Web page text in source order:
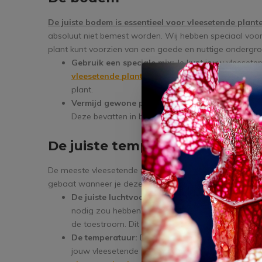
De juiste bodem is essentieel voor vleesetende
absoluut niet bemest worden. Wij hebben speciaal
plant kunt voorzien van een goede en nuttige
Gebruik een speciale mix:Je kunt jouw
vleesetende planten aardevan
plant.
Vermijd gewone potgrond:Zorg er ten alle
Deze bevatten in bijna alle gevallen mineralen
De juiste temperatuur en
De meeste vleesetende planten zijn afkomstig uit
gebaat wanneer je deze luchtvochtigheid kunt
De juiste luchtvochtigheid:
Jouw plantje is er
nodig zou hebben. Probeer eventueel om een
de toestroom. Dit is uiterst handig voor wanneer
De temperatuur: De ideale temperaturen voor
jouw vleesetende plant hier bij voorkeur niet